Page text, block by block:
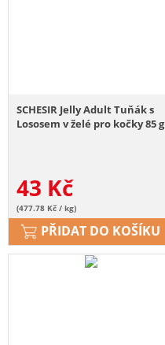
SCHESIR Jelly Adult Tuňák s
Lososem v želé pro kočky 85 g
43 Kč
(477.78 Kč / kg)
PŘIDAT DO KOŠÍKU